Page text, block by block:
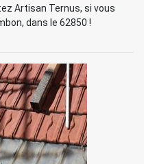
Artisan Ternus, si vous
dans le 62850 !